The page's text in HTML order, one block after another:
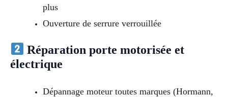
plus
Ouverture de serrure verrouillée
Réparation porte motorisée et
électrique
Dépannage moteur toutes marques (Hormann,